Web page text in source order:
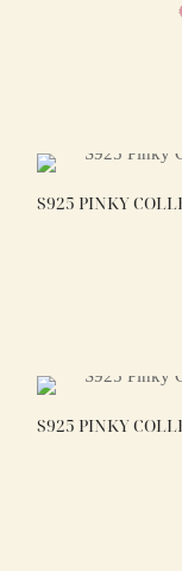
S925 PINKY
S925 PINKY